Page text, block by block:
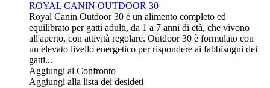
ROYAL CANIN OUTDOOR 30
Royal Canin Outdoor 30 è un alimento completo ed
equilibrato per gatti adulti, da 1 a 7 anni di età, che vivono
all'aperto, con attività regolare. Outdoor 30 è formulato con
un elevato livello energetico per rispondere ai fabbisogni dei
gatti...
Aggiungi al Confronto
Aggiungi alla lista dei desideti